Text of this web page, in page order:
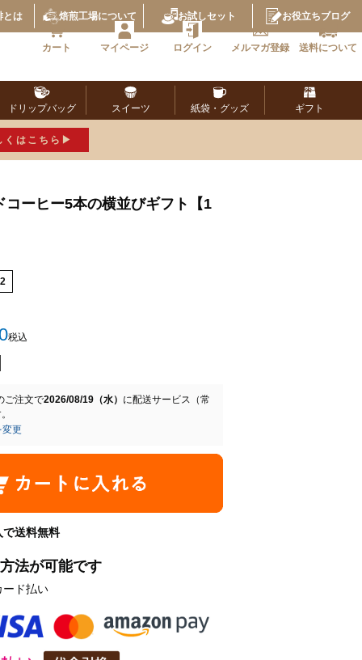
とは 焙煎工場について お試しセット お役立ちブログ
カート マイページ ログイン メルマガ登録 送料について
ドリップバッグ スイーツ 紙袋・ グッズ ギフト
くはこちら
コーヒー5本の横並びギフト【1
税込
ご注文で2026/08/19（水） に配送サービス（常
変更
送料無料
法が可能です
ード払い